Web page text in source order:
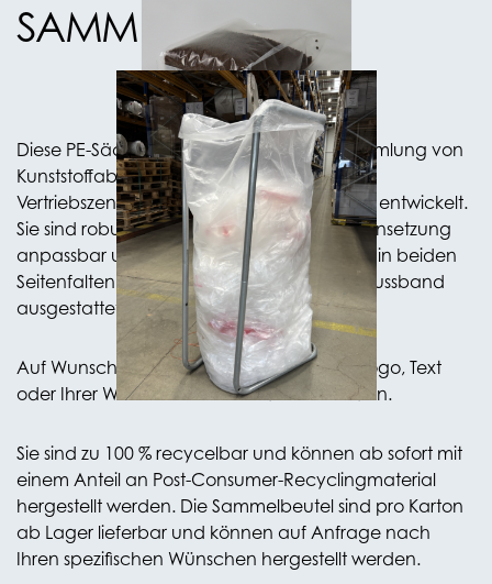
SAMMELBEUTELN.
Diese PE-Säcke wurden speziell für die Sammlung von
Kunststoffabfällen in Unternehmen, Lagern,
Vertriebszentren und im Gesundheitswesen entwickelt.
Sie sind robust, geräumig, in ihrer Zusammensetzung
anpassbar und mit einer Makroperforation in beiden
Seitenfalten und einem integrierten Verschlussband
ausgestattet.
Auf Wunsch können die Säcke mit Ihrem Logo, Text
oder Ihrer Werbebotschaft bedruckt werden.
Sie sind zu 100 % recycelbar und können ab sofort mit
einem Anteil an Post-Consumer-Recyclingmaterial
hergestellt werden. Die Sammelbeutel sind pro Karton
ab Lager lieferbar und können auf Anfrage nach
Ihren spezifischen Wünschen hergestellt werden.